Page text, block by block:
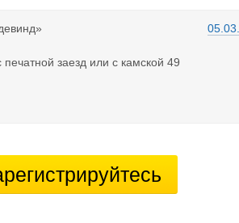
заезд или с камской 49